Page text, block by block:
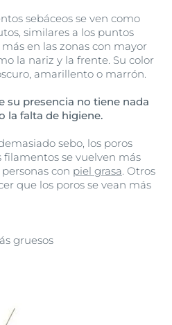
sebáceos se ven como
similares a los puntos
en las zonas con mayor
la nariz y la frente. Su color
amarillento o marrón.
su presencia no tiene nada
la falta de higiene.
sebo, los poros
filamentos se vuelven más
con piel grasa. Otros
que los poros se vean más
gruesos